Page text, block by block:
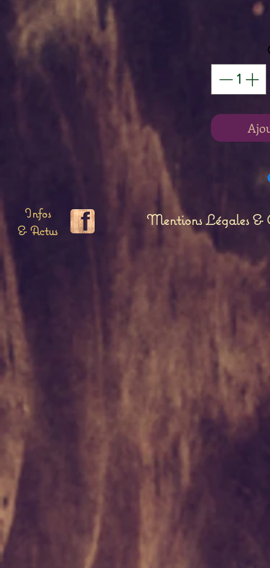
Infos
& Actus
Mentions Légales &